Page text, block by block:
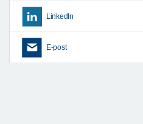
LinkedIn
E-post